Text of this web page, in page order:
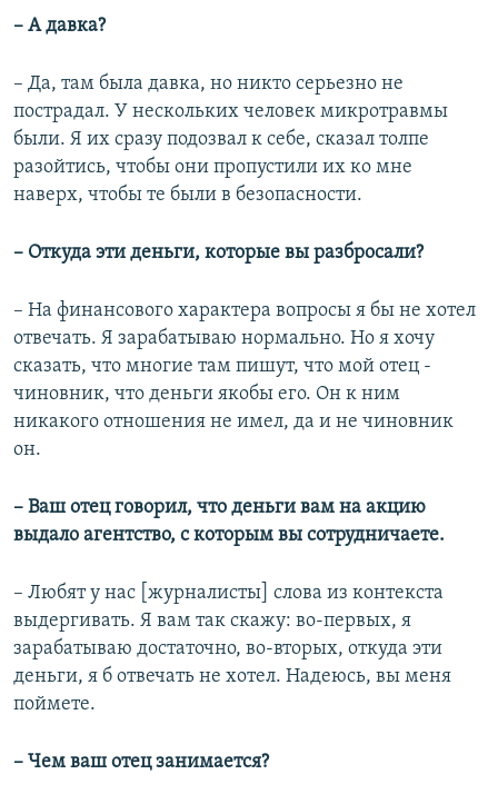
– А давка?
– Да, там была давка, но никто серьезно не
пострадал. У нескольких человек микротравмы
были. Я их сразу подозвал к себе, сказал толпе
разойтись, чтобы они пропустили их ко мне
наверх, чтобы те были в безопасности.
– Откуда эти деньги, которые вы разбросали?
– На финансового характера вопросы я бы не хотел
отвечать. Я зарабатываю нормально. Но я хочу
сказать, что многие там пишут, что мой отец -
чиновник, что деньги якобы его. Он к ним
никакого отношения не имел, да и не чиновник
он.
– Ваш отец говорил, что деньги вам на акцию
выдало агентство, с которым вы сотрудничаете.
– Любят у нас [журналисты] слова из контекста
выдергивать. Я вам так скажу: во-первых, я
зарабатываю достаточно, во-вторых, откуда эти
деньги, я б отвечать не хотел. Надеюсь, вы меня
поймете.
– Чем ваш отец занимается?